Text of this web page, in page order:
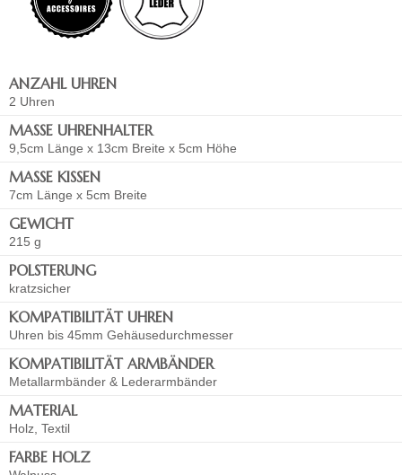
ANZAHL UHREN
2 Uhren
MASSE UHRENHALTER
9,5cm Länge x 13cm Breite x 5cm Höhe
MASSE KISSEN
7cm Länge x 5cm Breite
GEWICHT
215 g
POLSTERUNG
kratzsicher
KOMPATIBILITÄT UHREN
Uhren bis 45mm Gehäusedurchmesser
KOMPATIBILITÄT ARMBÄNDER
Metallarmbänder & Lederarmbänder
MATERIAL
Holz, Textil
FARBE HOLZ